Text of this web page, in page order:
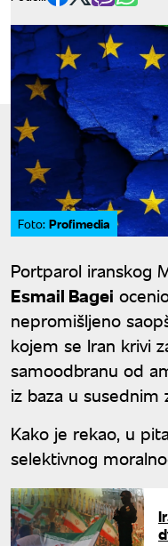
Foto: Profimedia
Portparol iranskog
Esmail Bagei
nepromišljeno
kojem se Iran krivi
samoodbranu od
iz baza u susednim
Kako je rekao, u
selektivnog